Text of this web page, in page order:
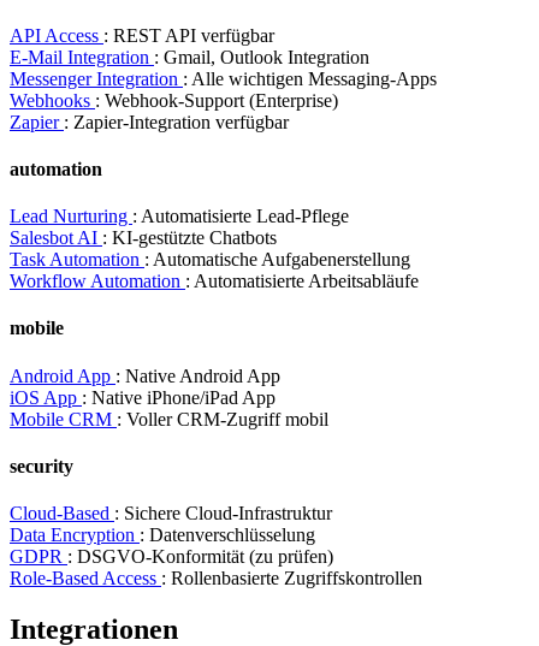
API Access : REST API verfügbar
E-Mail Integration : Gmail, Outlook Integration
Messenger Integration : Alle wichtigen Messaging-Apps
Webhooks : Webhook-Support (Enterprise)
Zapier : Zapier-Integration verfügbar
automation
Lead Nurturing : Automatisierte Lead-Pflege
Salesbot AI : KI-gestützte Chatbots
Task Automation : Automatische Aufgabenerstellung
Workflow Automation : Automatisierte Arbeitsabläufe
mobile
Android App : Native Android App
iOS App : Native iPhone/iPad App
Mobile CRM : Voller CRM-Zugriff mobil
security
Cloud-Based : Sichere Cloud-Infrastruktur
Data Encryption : Datenverschlüsselung
GDPR : DSGVO-Konformität (zu prüfen)
Role-Based Access : Rollenbasierte Zugriffskontrollen
Integrationen